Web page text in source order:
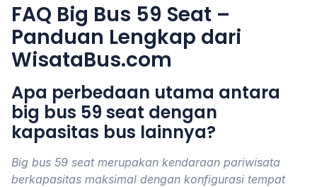
FAQ Big Bus 59 Seat –
Panduan Lengkap dari
WisataBus.com
Apa perbedaan utama antara
big bus 59 seat dengan
kapasitas bus lainnya?
Big bus 59 seat merupakan kendaraan pariwisata
berkapasitas maksimal dengan konfigurasi tempat